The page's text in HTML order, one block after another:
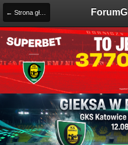
← Strona główna